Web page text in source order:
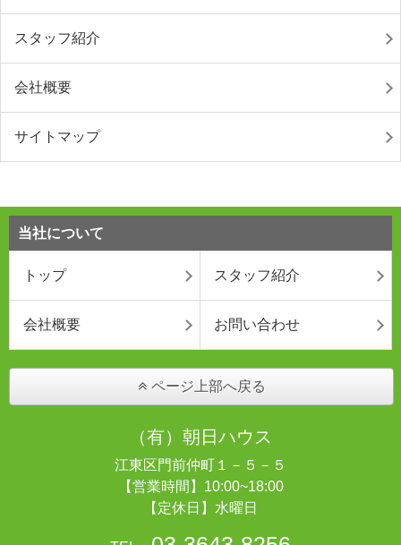
スタッフ紹介
会社概要
サイトマップ
当社について
トップ スタッフ紹介
会社概要 お問い合わせ
ページ上部へ戻る
（有）朝日ハウス
江東区門前仲町１－５－５
【営業時間】10:00~18:00
【定休日】水曜日